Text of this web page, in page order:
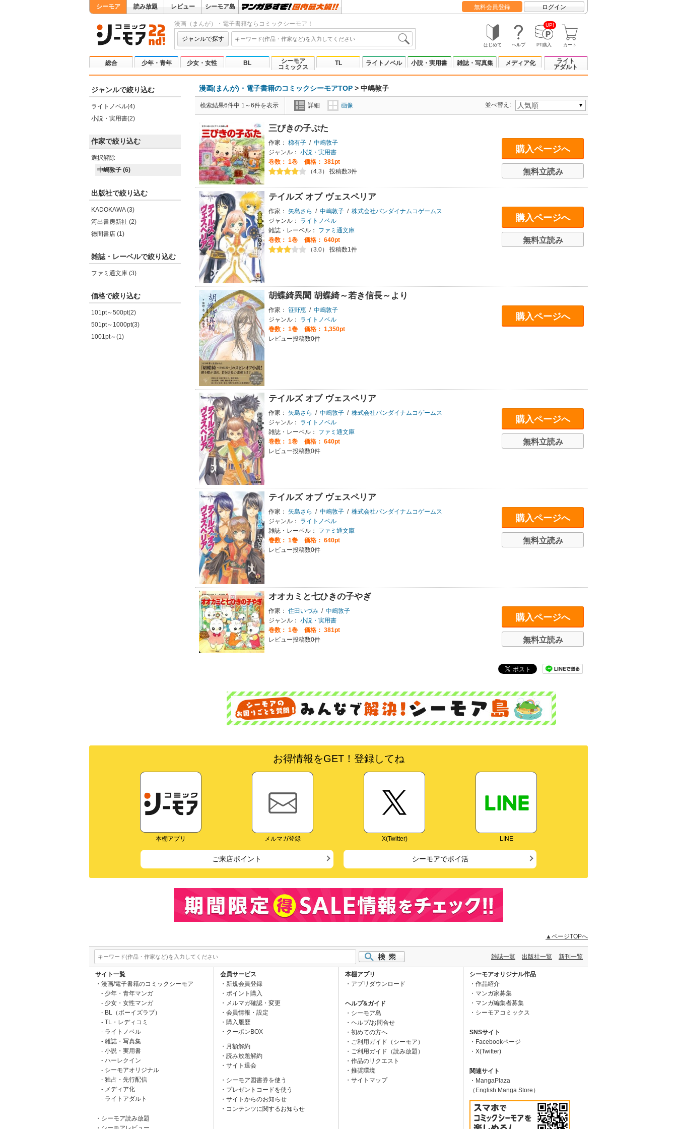
シーモア 読み放題 レビュー シーモア島 無料会員登録 ログイン
漫画（まんが）・電子書籍ならコミックシーモア！
ジャンルで探す
はじめて ヘルプ
UP!
PT購入 カート
総合 少年・青年 少女・女性 BL
シーモア
コミックス
TL ライトノベル 小説・実用書 雑誌・写真集 メディア化
ライト
アダルト
ジャンルで絞り込む
ライトノベル(4)
小説・実用書(2)
作家で絞り込む
選択解除
中嶋敦子 (6)
出版社で絞り込む
KADOKAWA (3)
河出書房新社 (2)
徳間書店 (1)
雑誌・レーベルで絞り込む
ファミ通文庫 (3)
価格で絞り込む
101pt～500pt(2)
501pt～1000pt(3)
1001pt～(1)
漫画(まんが)・電子書籍のコミックシーモアTOP > 中嶋敦子
検索結果6件中 1～6件を表示 詳細 画像 並べ替え:
三びきの子ぶた
作家： 梯有子 / 中嶋敦子
ジャンル： 小説・実用書
巻数： 1巻
価格： 381pt
（4.3） 投稿数3件
購入ページへ
無料立読み
テイルズ オブ ヴェスペリア
作家： 矢島さら / 中嶋敦子 / 株式会社バンダイナムコゲームス
ジャンル：
ライトノベル
雑誌・レーベル：
ファミ通文庫
巻数： 1巻
価格： 640pt
（3.0） 投稿数1件
購入ページへ
無料立読み
胡蝶綺異聞 胡蝶綺～若き信長～より
作家： 笹野恵 / 中嶋敦子
ジャンル：
ライトノベル
巻数： 1巻
価格： 1,350pt
レビュー投稿数0件
購入ページへ
テイルズ オブ ヴェスペリア
作家： 矢島さら / 中嶋敦子 / 株式会社バンダイナムコゲームス
ジャンル：
ライトノベル
雑誌・レーベル：
ファミ通文庫
巻数： 1巻
価格： 640pt
レビュー投稿数0件
購入ページへ
無料立読み
テイルズ オブ ヴェスペリア
作家： 矢島さら / 中嶋敦子 / 株式会社バンダイナムコゲームス
ジャンル：
ライトノベル
雑誌・レーベル：
ファミ通文庫
巻数： 1巻
価格： 640pt
レビュー投稿数0件
購入ページへ
無料立読み
オオカミと七ひきの子やぎ
作家： 住田いづみ / 中嶋敦子
ジャンル： 小説・実用書
巻数： 1巻
価格： 381pt
レビュー投稿数0件
購入ページへ
無料立読み
お得情報をGET！登録してね
本棚アプリ メルマガ登録 X(Twitter) LINE
ご来店ポイント シーモアでポイ活
▲ページTOPへ
雑誌一覧 出版社一覧 新刊一覧
サイト一覧
漫画/電子書籍のコミックシーモア
少年・青年マンガ
少女・女性マンガ
BL（ボーイズラブ）
TL・レディコミ
ライトノベル
雑誌・写真集
小説・実用書
ハーレクイン
シーモアオリジナル
独占・先行配信
メディア化
ライトアダルト
シーモア読み放題
会員サービス
新規会員登録
ポイント購入
メルマガ確認・変更
会員情報・設定
購入履歴
クーポンBOX
月額解約
読み放題解約
サイト退会
シーモア図書券を使う
プレゼントコードを使う
サイトからのお知らせ
コンテンツに関するお知らせ
本棚アプリ
アプリダウンロード
ヘルプ&ガイド
シーモア島
ヘルプ/お問合せ
初めての方へ
ご利用ガイド（シーモア）
ご利用ガイド（読み放題）
作品のリクエスト
推奨環境
サイトマップ
シーモアオリジナル作品
作品紹介
マンガ家募集
マンガ編集者募集
シーモアコミックス
SNSサイト
Facebookページ
X(Twitter)
関連サイト
MangaPlaza
（English Manga Store）